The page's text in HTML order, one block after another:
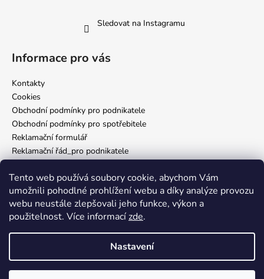
Tento web používá soubory cookie, abychom Vám
umožnili pohodlné prohlížení webu a díky analýze provozu
webu neustále zlepšovali jeho funkce, výkon a
použitelnost. Více informacízde.
Nastavení
Vítej v Inkverse! 🖤 Jsme rádi, že jsi tady. Věříme, že u nás najdeš vše,
Sledovat na Instagramu
Informace pro vás
Kontakty
Cookies
Obchodní podmínky pro podnikatele
Obchodní podmínky pro spotřebitele
Reklamační formulář
Reklamační řád_pro podnikatele
Zásady ochrany osobních údajů